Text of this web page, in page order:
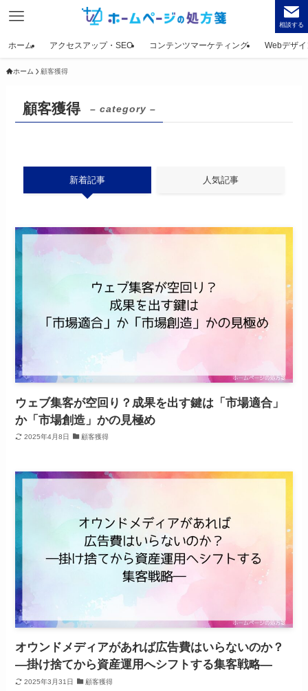
相談する
ホーム アクセスアップ・SEO コンテンツマーケティング Webデザ
ホーム 顧客獲得
顧客獲得 – category –
新着記事 人気記事
ウェブ集客が空回り？成果を出す鍵は「市場適合」
か「市場創造」かの見極め
2025年4月8日 顧客獲得
オウンドメディアがあれば広告費はいらないのか？
―掛け捨てから資産運用へシフトする集客戦略―
2025年3月31日 顧客獲得